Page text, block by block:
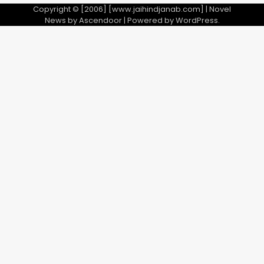
Copyright © [2006] [www.jaihindjanab.com] | Novel
News byAscendoor| Powered byWordPress.